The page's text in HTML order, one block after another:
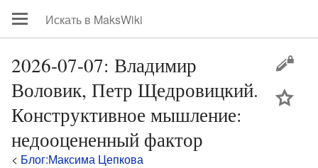
2026-07-07: Владимир
Воловик, Петр Щедровицкий.
Конструктивное мышление:
недооцененный фактор
< Блог:Максима Цепкова